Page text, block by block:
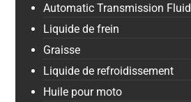
Automatic Transmission Fluid
Liquide de frein
Graisse
Liquide de refroidissement
Huile pour moto